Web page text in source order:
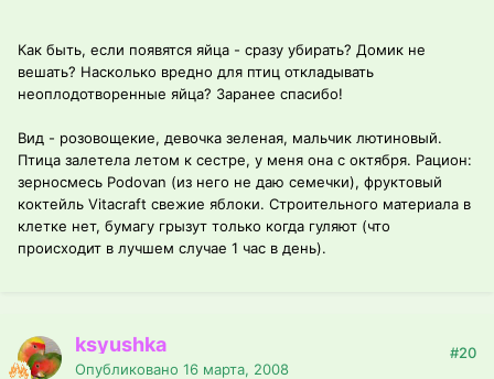
Как быть, если появятся яйца - сразу убирать? Домик не
вешать? Насколько вредно для птиц откладывать
неоплодотворенные яйца? Заранее спасибо!
Вид - розовощекие, девочка зеленая, мальчик лютиновый.
Птица залетела летом к сестре, у меня она с октября. Рацион:
зерносмесь Podovan (из него не даю семечки), фруктовый
коктейль Vitacraft свежие яблоки. Строительного материала в
клетке нет, бумагу грызут только когда гуляют (что
происходит в лучшем случае 1 час в день).
ksyushka
Опубликовано 16 марта, 2008
#20